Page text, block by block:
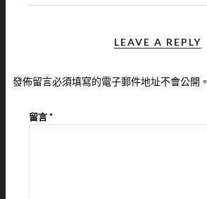
LEAVE A REPLY
發佈留言必須填寫的電子郵件地址不會公開。
留言*